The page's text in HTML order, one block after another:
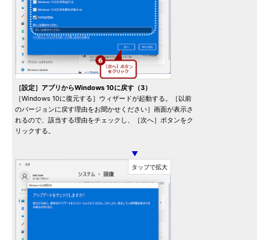
［設定］アプリからWindows 10に戻す（3）
［Windows 10に復元する］ウィザードが起動する。［以前
のバージョンに戻す理由をお聞かせください］画面が表示さ
れるので、該当する理由をチェックし、［次へ］ボタンをク
リックする。
▼